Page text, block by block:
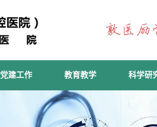
党建工作 教育教学 科学研